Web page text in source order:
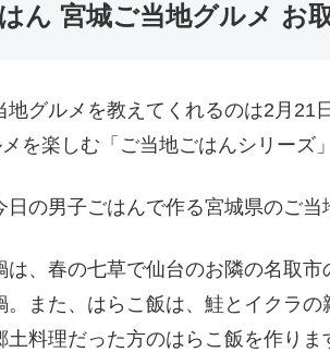
ん 宮城ご当地グルメ お
地グルメを教えてくれるのは2月21
を楽しむ「ご当地ごはんシリーズ
日の男子ごはんで作る宮城県のご当
は、春の七草で仙台のお隣の名取
。また、はらこ飯は、鮭とイクラ
料理だった方のはらこ飯を作りま